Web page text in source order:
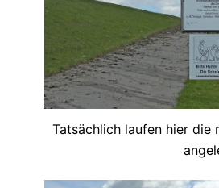
Tatsächlich laufen hier die